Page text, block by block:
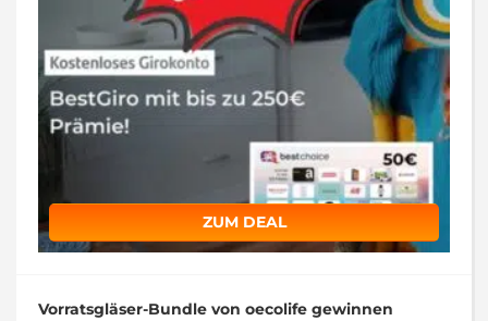
ZUM DEAL
Vorratsgläser-Bundle von oecolife gewinnen